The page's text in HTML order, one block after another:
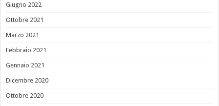
Giugno 2022
Ottobre 2021
Marzo 2021
Febbraio 2021
Gennaio 2021
Dicembre 2020
Ottobre 2020